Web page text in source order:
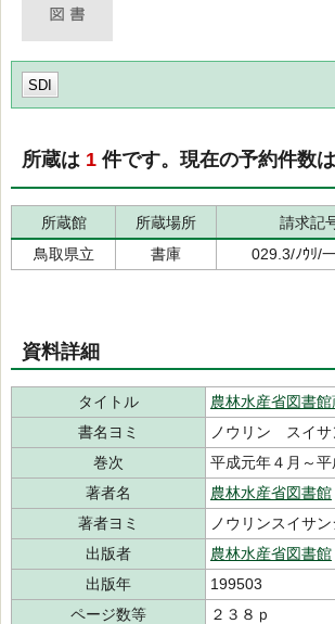
SDI
所蔵は 1 件です。現在の予約件数は
所蔵館 所蔵場所 請求記
鳥取県立
書庫 029.3/ﾉｳﾘ/
資料詳細
タイトル
農林水産省図書
書名ヨミ
ノウリン スイ
巻次
平成元年４月～
著者名
農林水産省図書館
著者ヨミ
ノウリンスイサ
出版者
農林水産省図書館
出版年
199503
ページ数等
２３８ｐ